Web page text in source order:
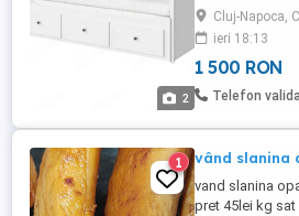
2
normale de
întreținut și nu
foarte practic,
persoană, iar
într-un pat
Cluj-Napoca,
ieri 18:13
1 500 RON
Telefon
1 vând slanina
vand slanina
pret 45lei kg